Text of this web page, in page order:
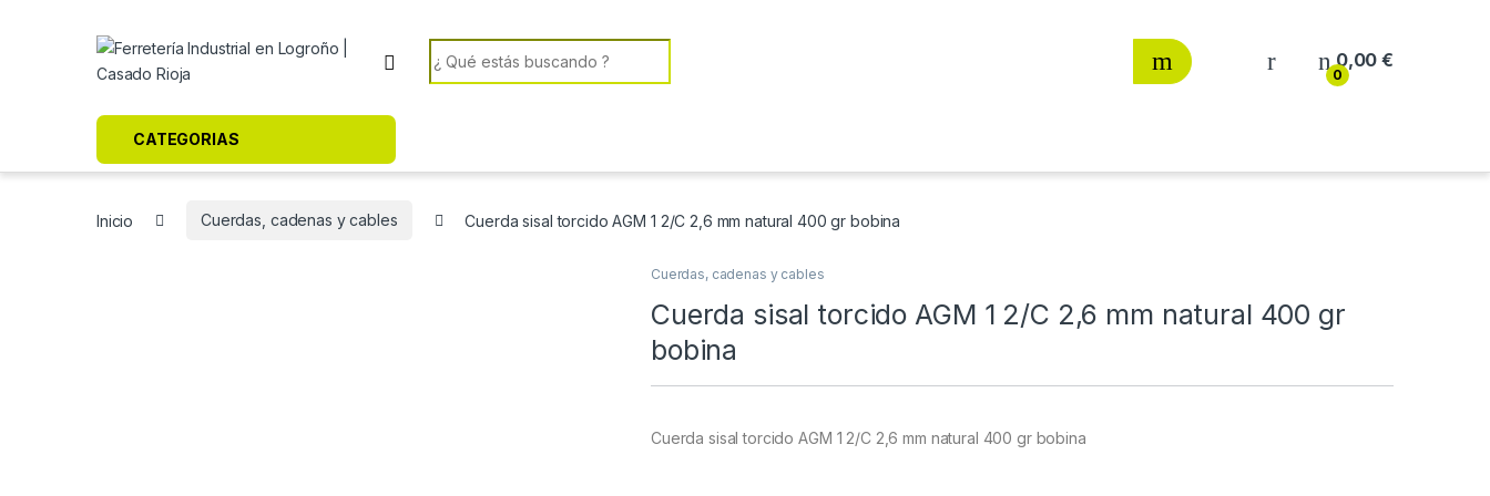
Search for:
0
0,00€
CATEGORIAS
Inicio Cuerdas, cadenas y cables Cuerda sisal torcido AGM 1 2/C 2,6 mm natural 400 gr bobina
Cuerdas, cadenas y cables
Cuerda sisal torcido AGM 1 2/C 2,6 mm natural 400 gr
bobina
Cuerda sisal torcido AGM 1 2/C 2,6 mm natural 400 gr bobina